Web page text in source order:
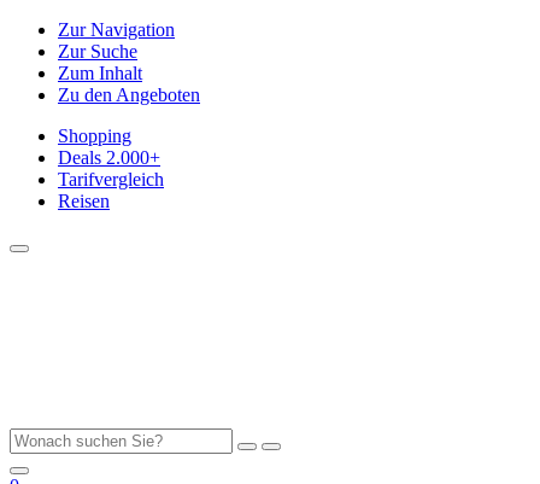
Zur Navigation
Zur Suche
Zum Inhalt
Zu den Angeboten
Shopping
Deals 2.000+
Tarifvergleich
Reisen